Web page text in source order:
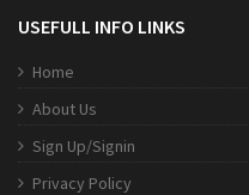
USEFULL INFO LINKS
Home
About Us
Sign Up/Signin
Privacy Policy